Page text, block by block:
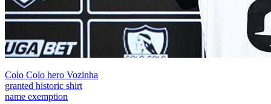
Colo Colo hero Vozinha
granted historic shirt
name exemption